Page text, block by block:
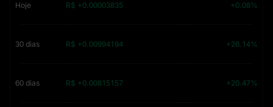
Hoje R$ +0.00003835 +0.08%
30 dias R$ +0.00994194 +26.14%
60 dias R$ +0.00815157 +20.47%